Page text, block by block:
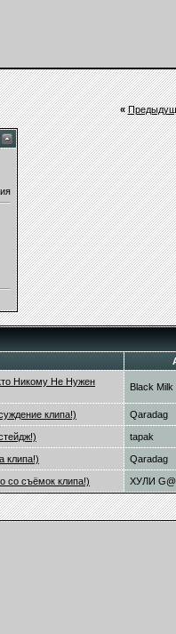
«
Никому Не Нужен
Black Milk
клипа!) Qaradag
tapak
клипа!) Qaradag
со съёмок клипа!) ХУЛИ